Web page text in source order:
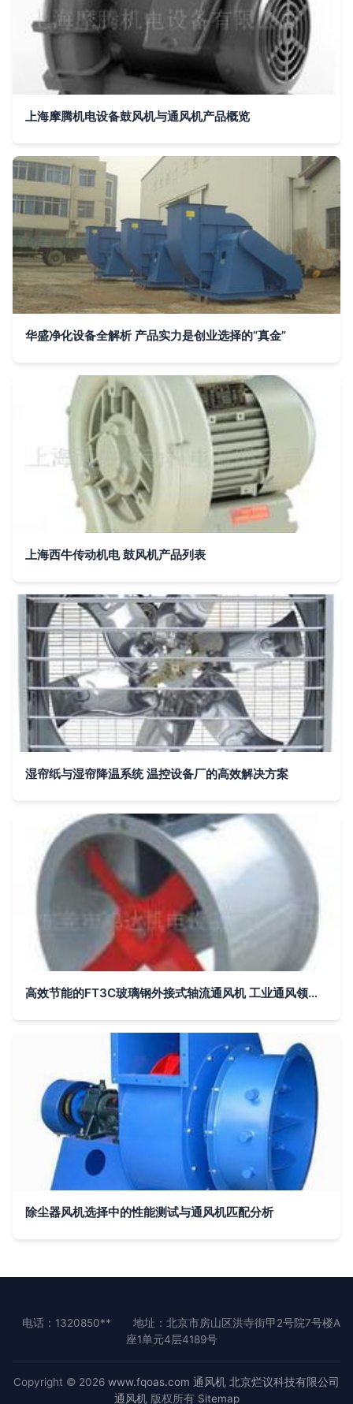
上海摩腾机电设备鼓风机与通风机产品概览
华盛净化设备全解析 产品实力是创业选择的“真金”
上海西牛传动机电 鼓风机产品列表
湿帘纸与湿帘降温系统 温控设备厂的高效解决方案
高效节能的FT3C玻璃钢外接式轴流通风机 工业通风领域的理想选择
除尘器风机选择中的性能测试与通风机匹配分析
电话：1320850**
地址：北京市房山区洪寺街甲2号院7号楼A
座1单元4层4189号
Copyright © 2026 www.fqoas.com 通风机 北京烂议科技有限公司
通风机版权所有 Sitemap